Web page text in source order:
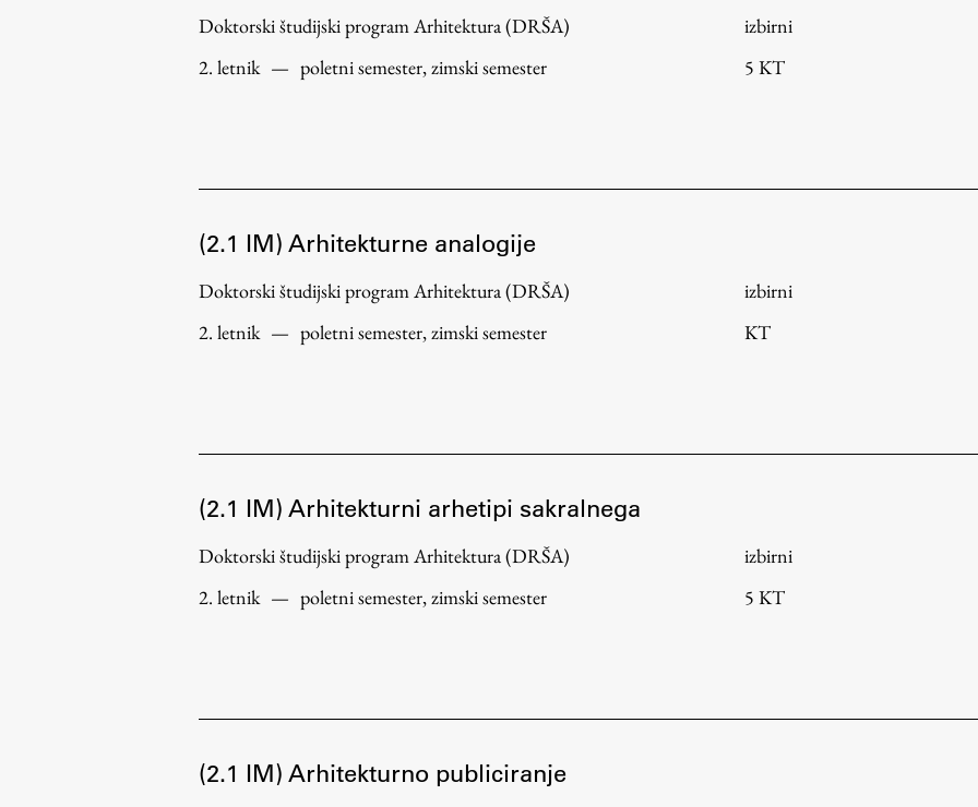
Seminarske teme
Založništvo
FA–ZA
Zbirke
Doktorski študijski program Arhitektura (DRŠA)
2. letnik — poletni semester, zimski semester
izbirni
5 KT
(2.1 IM) Arhitekturne analogije
Doktorski študijski program Arhitektura (DRŠA)
2. letnik — poletni semester, zimski semester
izbirni
KT
(2.1 IM) Arhitekturni arhetipi sakralnega
Doktorski študijski program Arhitektura (DRŠA)
2. letnik — poletni semester, zimski semester
izbirni
5 KT
(2.1 IM) Arhitekturno publiciranje